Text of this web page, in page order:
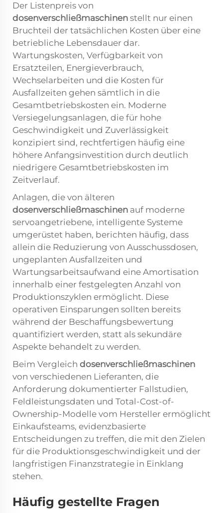
Der Listenpreis von
dosenverschließmaschinen stellt nur einen
Bruchteil der tatsächlichen Kosten über eine
betriebliche Lebensdauer dar.
Wartungskosten, Verfügbarkeit von
Ersatzteilen, Energieverbrauch,
Wechselarbeiten und die Kosten für
Ausfallzeiten gehen sämtlich in die
Gesamtbetriebskosten ein. Moderne
Versiegelungsanlagen, die für hohe
Geschwindigkeit und Zuverlässigkeit
konzipiert sind, rechtfertigen häufig eine
höhere Anfangsinvestition durch deutlich
niedrigere Gesamtbetriebskosten im
Zeitverlauf.
Anlagen, die von älteren
dosenverschließmaschinen auf moderne
servoangetriebene, intelligente Systeme
umgerüstet haben, berichten häufig, dass
allein die Reduzierung von Ausschussdosen,
ungeplanten Ausfallzeiten und
Wartungsarbeitsaufwand eine Amortisation
innerhalb einer festgelegten Anzahl von
Produktionszyklen ermöglicht. Diese
operativen Einsparungen sollten bereits
während der Beschaffungsbewertung
quantifiziert werden, statt als sekundäre
Aspekte behandelt zu werden.
Beim Vergleich dosenverschließmaschinen
von verschiedenen Lieferanten, die
Anforderung dokumentierter Fallstudien,
Feldleistungsdaten und Total-Cost-of-
Ownership-Modelle vom Hersteller ermöglicht
Einkaufsteams, evidenzbasierte
Entscheidungen zu treffen, die mit den Zielen
für die Produktionsgeschwindigkeit und der
langfristigen Finanzstrategie in Einklang
stehen.
Häufig gestellte Fragen